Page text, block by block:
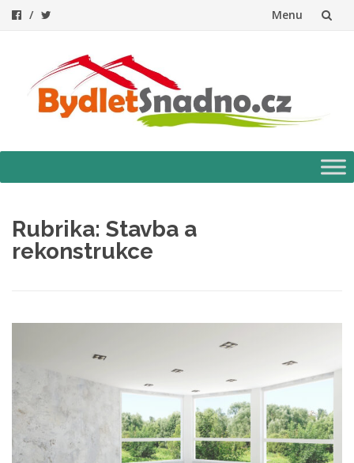
Menu
obsah
Rubrika: Stavba a
rekonstrukce